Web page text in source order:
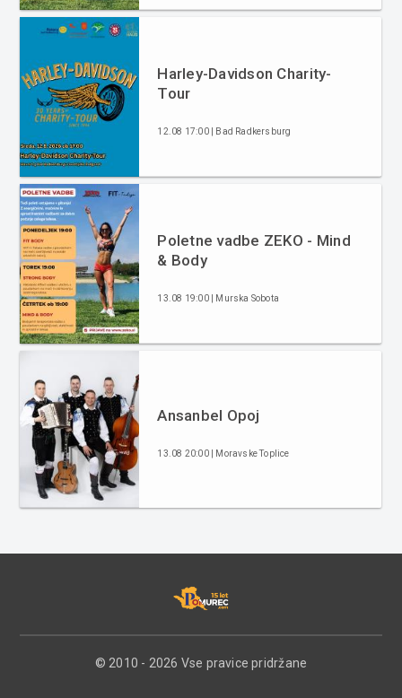
Harley-Davidson Charity-
Tour
12.08 17:00 | Bad Radkersburg
Poletne vadbe ZEKO - Mind
& Body
13.08 19:00 | Murska Sobota
Ansanbel Opoj
13.08 20:00 | Moravske Toplice
© 2010 - 2026 Vse pravice pridržane